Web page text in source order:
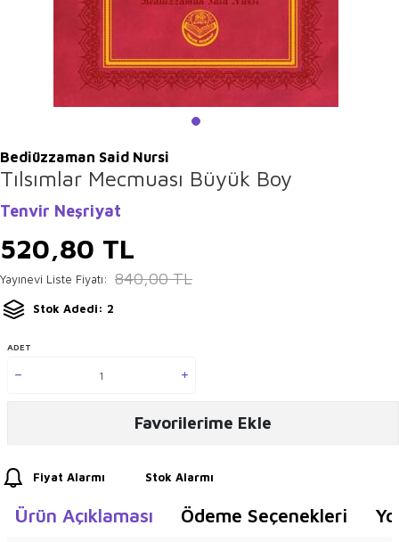
Bediüzzaman Said Nursi
Tılsımlar Mecmuası Büyük Boy
Tenvir Neşriyat
520,80 TL
Yayınevi Liste Fiyatı: 840,00TL
Stok Adedi: 2
ADET
Favorilerime Ekle
Fiyat Alarmı Stok Alarmı
Ürün Açıklaması Ödeme Seçenekleri